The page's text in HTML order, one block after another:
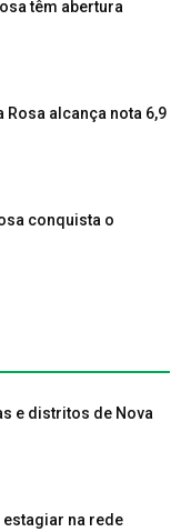
têm abertura
Rosa alcança nota 6,9
conquista o
e distritos de Nova
na rede